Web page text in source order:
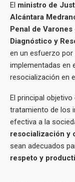
El ministro de
Alcántara
Penal de
Diagnóstico y
en un esfuerzo
implementadas en
resocialización en
El principal
tratamiento de los
efectiva a la
resocialización y
sean adecuados
respeto y